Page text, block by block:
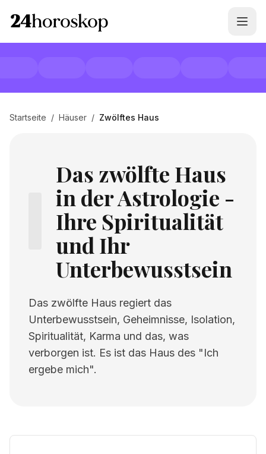
Startseite / Häuser / Zwölftes Haus
Das zwölfte Haus
in der Astrologie -
Ihre Spiritualität
und Ihr
Unterbewusstsein
Das zwölfte Haus regiert das
Unterbewusstsein, Geheimnisse, Isolation,
Spiritualität, Karma und das, was
verborgen ist. Es ist das Haus des "Ich
ergebe mich".